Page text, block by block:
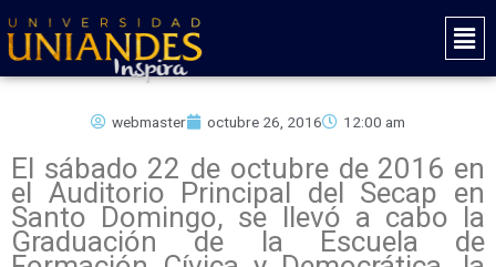
al
contenido
Main
webmaster octubre 26, 2016 12:00 am
El sábado 22 de octubre de 2016 en
el Auditorio Principal del Secap en
Santo Domingo, se llevó a cabo la
Graduación de la Escuela de